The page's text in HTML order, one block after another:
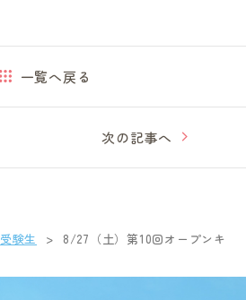
一覧へ戻る
次の記事へ
受験生
8/27（土）第10回オープンキ